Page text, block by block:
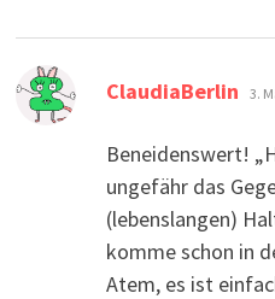
ClaudiaBerlin 3.
Beneidenswert!
ungefähr das
(lebenslangen)
komme schon in
Atem, es ist